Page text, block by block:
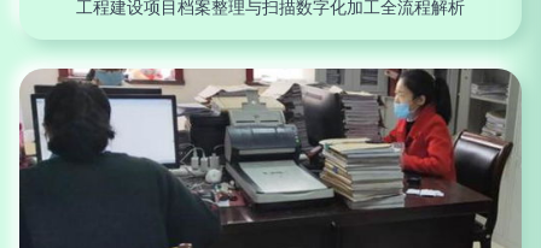
工程建设项目档案整理与扫描数字化加工全流程解析